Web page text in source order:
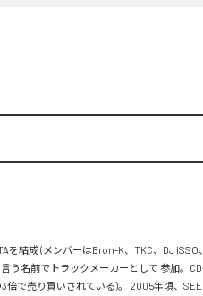
結成 (メンバーはBron-K、TKC、DJ ISSO
う名前でトラックメーカーとして 参加。
で売り買いされている)。 2005年頃、